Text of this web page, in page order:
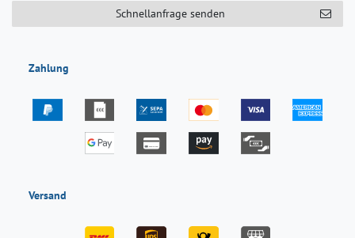
Schnellanfrage senden
Zahlung
Versand